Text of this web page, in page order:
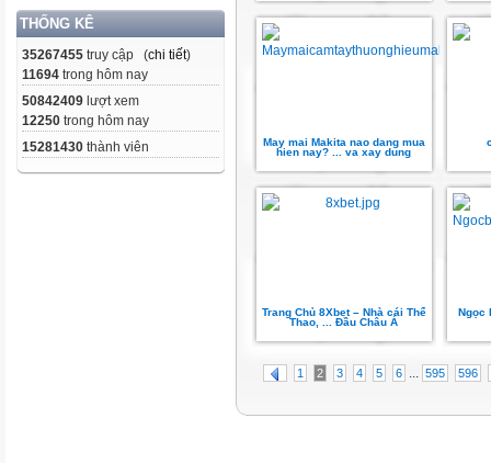
THỐNG KÊ
35267455 truy cập (chi tiết)
11694 trong hôm nay
50842409 lượt xem
12250 trong hôm nay
15281430 thành viên
May mai Makita nao dang mua
hien nay? ... va xay dung
Trang Chủ 8Xbet – Nhà cái Thể
Thao, ... Đầu Châu Á
Ngọc
1 2 3 4 5 6 ... 595 596